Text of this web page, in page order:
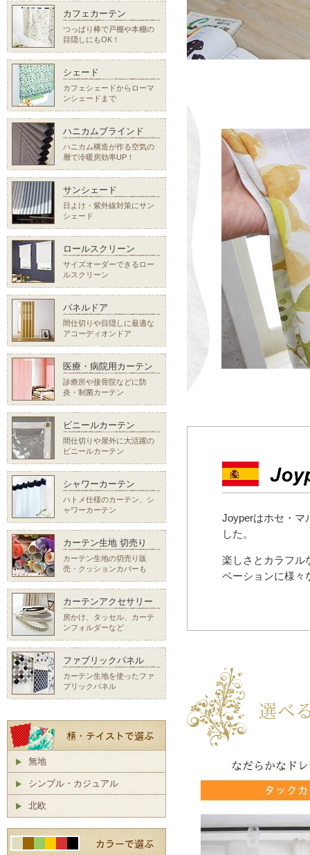
Joyperはホセ・マ
した。
楽しさとカラフル
ベーションに様々
カフェカーテン
つっぱり棒で戸棚や本棚の
目隠しにもOK！
シェード
カフェシェードからローマ
ンシェードまで
ハニカムブラインド
ハニカム構造が作る空気の
層で冷暖房効率UP！
サンシェード
日よけ・紫外線対策にサン
シェード
ロールスクリーン
サイズオーダーできるロー
ルスクリーン
パネルドア
間仕切りや目隠しに最適な
アコーディオンドア
医療・病院用カーテン
診療所や接骨院などに防
炎・制菌カーテン
ビニールカーテン
間仕切りや屋外に大活躍の
ビニールカーテン
シャワーカーテン
ハトメ仕様のカーテン、シ
ャワーカーテン
カーテン生地 切売り
カーテン生地の切売り販
売・クッションカバーも
カーテンアクセサリー
房かけ、タッセル、カーテ
ンフォルダーなど
ファブリックパネル
カーテン生地を使ったファ
ブリックパネル
無地
シンプル・カジュアル
北欧